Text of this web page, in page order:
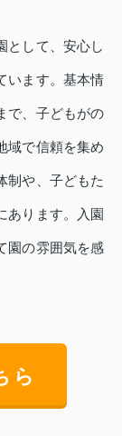
として、安心し
います。基本情
で、子どもがの
域で信頼を集め
制や、子どもた
あります。入園
園の雰囲気を感
ら